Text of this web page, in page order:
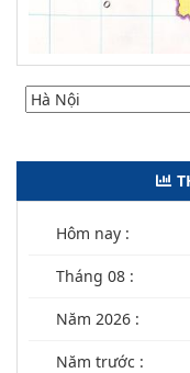
Hôm nay :
Tháng 08 :
Năm 2026 :
Năm trước :